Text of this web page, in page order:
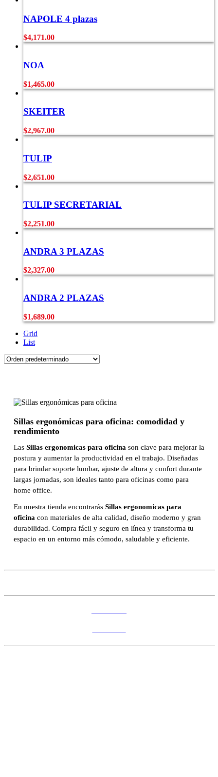
NAPOLE 4 plazas
$4,171.00
NOA
$1,465.00
SKEITER
$2,967.00
TULIP
$2,651.00
TULIP SECRETARIAL
$2,251.00
ANDRA 3 PLAZAS
$2,327.00
ANDRA 2 PLAZAS
$1,689.00
Grid
List
Sillas ergonómicas para oficina: comodidad y
rendimiento
Las Sillas ergonomicas para oficina son clave para mejorar la
postura y aumentar la productividad en el trabajo. Diseñadas
para brindar soporte lumbar, ajuste de altura y confort durante
largas jornadas, son ideales tanto para oficinas como para
home office.
En nuestra tienda encontrarás Sillas ergonomicas para
oficina con materiales de alta calidad, diseño moderno y gran
durabilidad. Compra fácil y seguro en línea y transforma tu
espacio en un entorno más cómodo, saludable y eficiente.